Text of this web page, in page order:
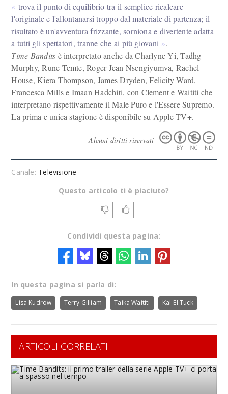
trova il punto di equilibrio tra il semplice ricalcare
l'originale e l'allontanarsi troppo dal materiale di partenza; il
risultato è un'avventura frizzante, sorniona e divertente adatta
a tutti gli spettatori, tranne che ai più giovani
.
Time Bandits è interpretato anche da Charlyne Yi, Tadhg
Murphy, Rune Temte, Roger Jean Nsengiyumva, Rachel
House, Kiera Thompson, James Dryden, Felicity Ward,
Francesca Mills e Imaan Hadchiti, con Clement e Waititi che
interpretano rispettivamente il Male Puro e l'Essere Supremo.
La prima e unica stagione è disponibile su Apple TV+.
Alcuni diritti riservati
Canale: Televisione
Questo articolo ti è piaciuto?
Condividi questa pagina:
In questa pagina si parla di:
Lisa Kudrow Terry Gilliam Taika Waititi Kal-El Tuck
ARTICOLI CORRELATI